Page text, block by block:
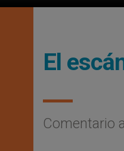
El
Comentario